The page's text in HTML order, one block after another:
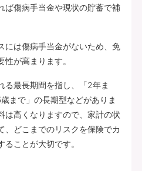
ば傷病手当金や現状の貯蓄で補
には傷病手当金がないため、免
が高まります。
る最長期間を指し、「2年ま
まで」の長期型などがありま
は高くなりますので、家計の状
、どこまでのリスクを保険でカ
ことが大切です。